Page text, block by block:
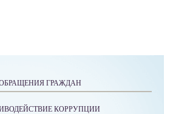
ГРАЖДАН
КОРРУПЦИИ